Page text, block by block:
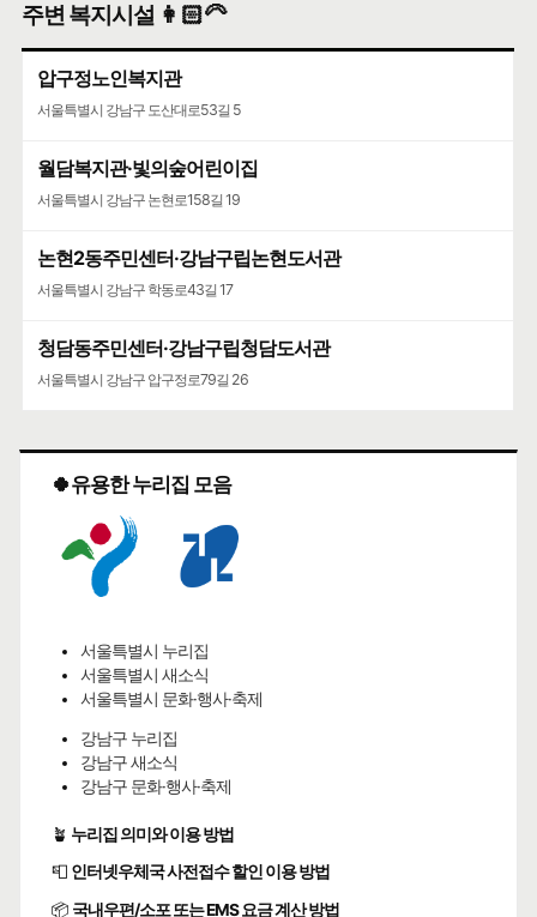
주변 복지시설 👩🏻‍🦳
압구정노인복지관
서울특별시 강남구 도산대로53길 5
월담복지관·빛의숲어린이집
서울특별시 강남구 논현로158길 19
논현2동주민센터·강남구립논현도서관
서울특별시 강남구 학동로43길 17
청담동주민센터·강남구립청담도서관
서울특별시 강남구 압구정로79길 26
🍀유용한 누리집 모음
서울특별시 누리집
서울특별시 새소식
서울특별시 문화·행사·축제
강남구 누리집
강남구 새소식
강남구 문화·행사·축제
🪴 누리집 의미와 이용 방법
📮 인터넷우체국 사전접수 할인 이용 방법
📦 국내우편/소포 또는 EMS 요금 계산 방법